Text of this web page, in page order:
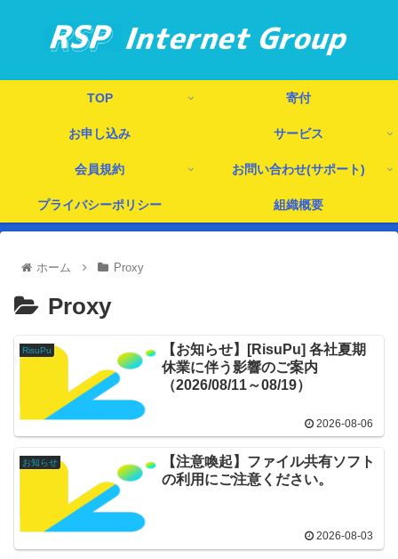
TOP 寄付
お申し込み サービス
会員規約 お問い合わせ(サポート)
プライバシーポリシー 組織概要
ホーム Proxy
Proxy
RisuPu
【お知らせ】[RisuPu] 各社夏期
休業に伴う影響のご案内
（2026/08/11～08/19）
2026-08-06
お知らせ
【注意喚起】ファイル共有ソフト
の利用にご注意ください。
2026-08-03